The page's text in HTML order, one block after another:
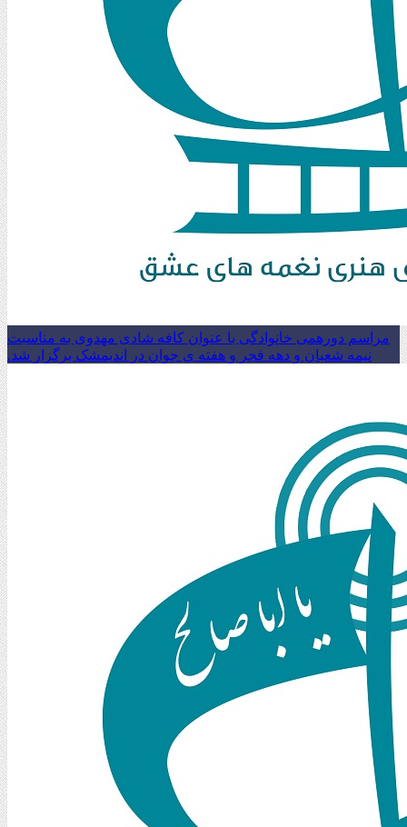
مراسم دورهمی خانوادگی با عنوان کافه شادی مهدوی به مناسبت
نیمه شعبان و دهه فجر و هفته ی جوان در اندیمشک برگزار شد.